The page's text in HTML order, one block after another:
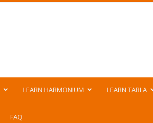
LEARN HARMONIUM LEARN TABLA
FAQ